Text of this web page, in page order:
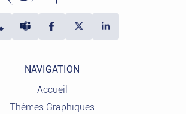
NAVIGATION
Accueil
Thèmes Graphiques